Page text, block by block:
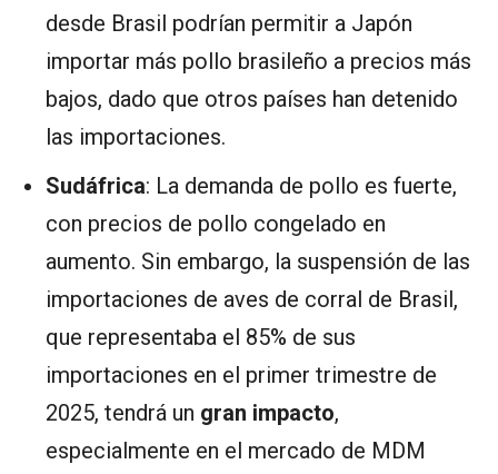
desde Brasil podrían permitir a Japón
importar más pollo brasileño a precios más
bajos, dado que otros países han detenido
las importaciones.
Sudáfrica: La demanda de pollo es fuerte,
con precios de pollo congelado en
aumento. Sin embargo, la suspensión de las
importaciones de aves de corral de Brasil,
que representaba el 85% de sus
importaciones en el primer trimestre de
2025, tendrá un gran impacto,
especialmente en el mercado de MDM